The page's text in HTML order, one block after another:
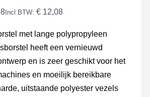
Incl BTW: € 12,08
met lange polypropyleen
heeft een vernieuwd
en is zeer geschikt voor het
en moeilijk bereikbare
uitstaande polyester vezels